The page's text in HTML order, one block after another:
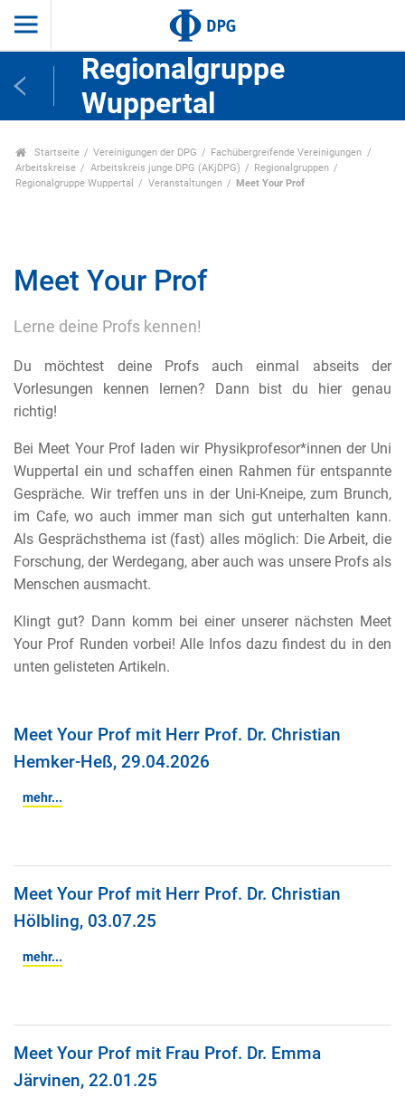
Regionalgruppe
Wuppertal
Startseite Vereinigungen der DPG
Fachübergreifende Vereinigungen
Arbeitskreise
Arbeitskreis junge DPG (AKjDPG)
Regionalgruppen
Regionalgruppe Wuppertal
Veranstaltungen Meet Your Prof
Meet Your Prof
Lerne deine Profs kennen!
Du möchtest deine Profs auch einmal abseits der
Vorlesungen kennen lernen? Dann bist du hier genau
richtig!
Bei Meet Your Prof laden wir Physikprofesor*innen der Uni
Wuppertal ein und schaffen einen Rahmen für entspannte
Gespräche. Wir treffen uns in der Uni-Kneipe, zum Brunch,
im Cafe, wo auch immer man sich gut unterhalten kann.
Als Gesprächsthema ist (fast) alles möglich: Die Arbeit, die
Forschung, der Werdegang, aber auch was unsere Profs als
Menschen ausmacht.
Klingt gut? Dann komm bei einer unserer nächsten Meet
Your Prof Runden vorbei! Alle Infos dazu findest du in den
unten gelisteten Artikeln.
Meet Your Prof mit Herr Prof. Dr. Christian
Hemker-Heß, 29.04.2026
mehr...
Meet Your Prof mit Herr Prof. Dr. Christian
Hölbling, 03.07.25
mehr...
Meet Your Prof mit Frau Prof. Dr. Emma
Järvinen, 22.01.25